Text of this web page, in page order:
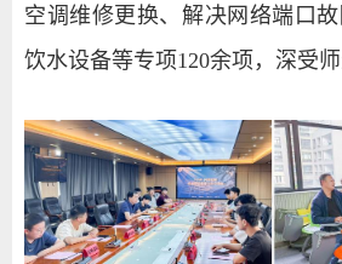
空调维修更换、解决网络端口
饮水设备等专项120余项，深受师